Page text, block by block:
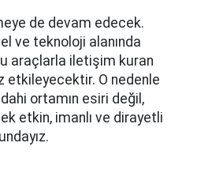
de devam edecek.
ve teknoloji alanında
araçlarla iletişim kuran
O nedenle
ortamın esiri değil,
etkin, imanlı ve dirayetli